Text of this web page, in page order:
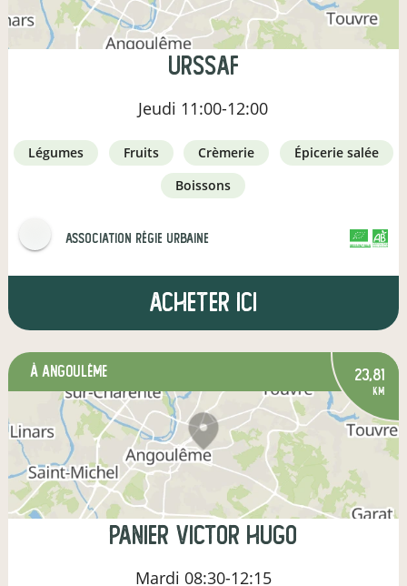
URSSAF
Jeudi 11:00-12:00
légumes fruits crèmerie
épicerie salée
boissons
Association Régie Urbaine
Acheter ici
à Angoulême 23,81
km
Panier Victor Hugo
Mardi 08:30-12:15